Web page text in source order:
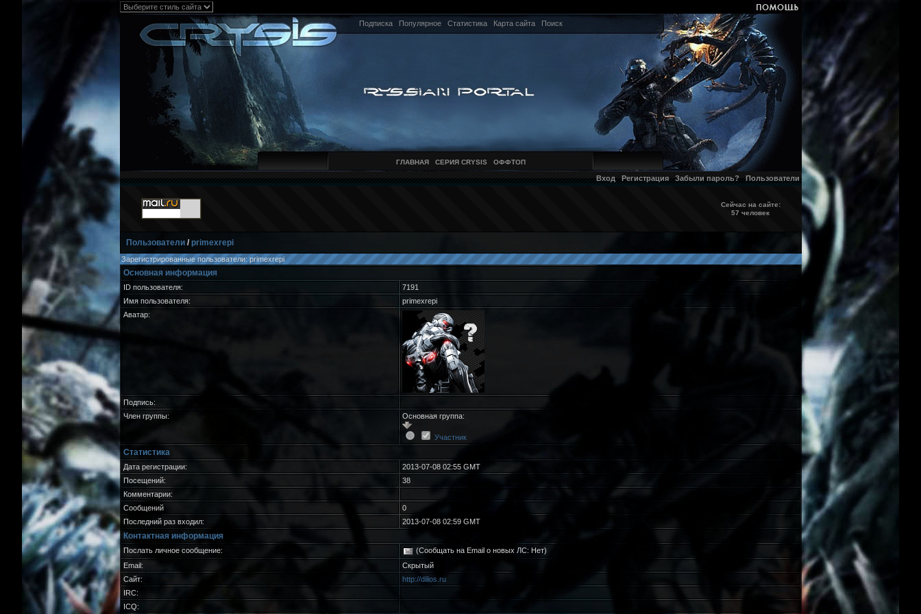
Подписка Популярное Статистика Карта сайта Поиск
ГЛАВНАЯ СЕРИЯ CRYSIS ОФФТОП
Вход Регистрация Забыли пароль? Пользователи
Сейчас на сайте:
57 человек
Пользователи/primexrepi
Зарегистрированные пользователи: primexrepi
Основная информация
ID пользователя:
7191
Имя пользователя:
primexrepi
Аватар:
Подпись:
Член группы:
Основная группа:
Участник
Статистика
Дата регистрации:
2013-07-08 02:55 GMT
Посещений:
38
Комментарии:
Сообщений
0
Последний раз входил:
2013-07-08 02:59 GMT
Контактная информация
Послать личное сообщение:
(Сообщать на Email о новых ЛС: Нет)
Email:
Скрытый
Сайт:
http://dilios.ru
IRC:
ICQ: